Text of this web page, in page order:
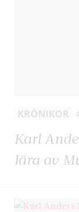
KRÖNIKOR
Karl
lära av